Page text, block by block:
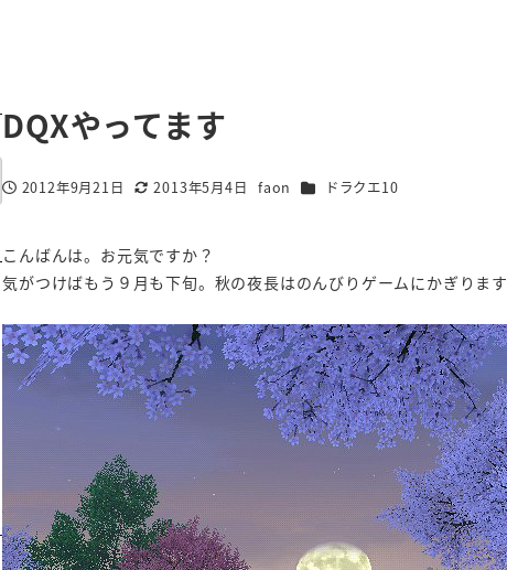
DQXやってます
投稿日
2012年9月21日
更新日
2013年5月4日
著
faon カテゴリー
ドラクエ10
こんばんは。お元気ですか？
気がつけばもう９月も下旬。秋の夜長はのんびりゲームにかぎります